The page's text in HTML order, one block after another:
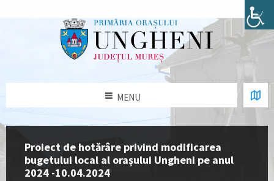
MENU
Proiect de hotărâre privind modificarea
bugetului local al orașului Ungheni pe anul
2024 -10.04.2024